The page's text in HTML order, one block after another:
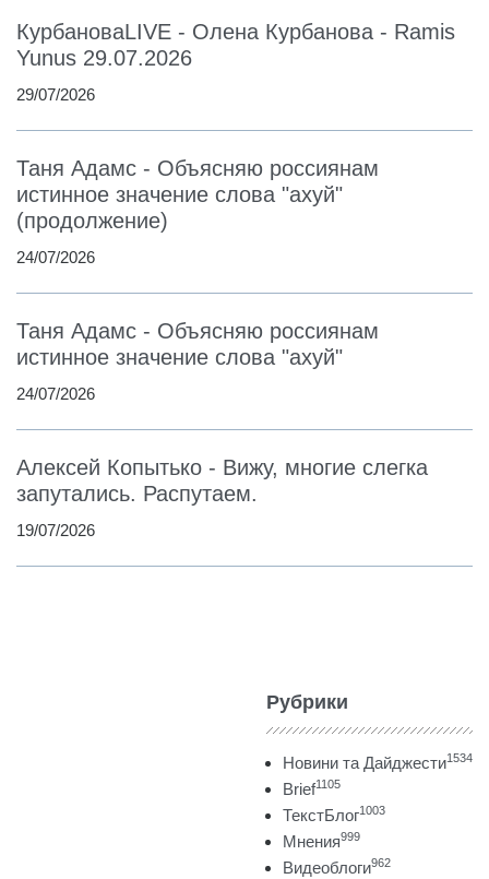
КурбановаLIVE - Олена Курбанова - Ramis
Yunus 29.07.2026
29/07/2026
Таня Адамс - Объясняю россиянам
истинное значение слова "ахуй"
(продолжение)
24/07/2026
Таня Адамс - Объясняю россиянам
истинное значение слова "ахуй"
24/07/2026
Алексей Копытько - Вижу, многие слегка
запутались. Распутаем.
19/07/2026
Рубрики
Новини та Дайджести1534
Brief1105
ТекстБлог1003
Мнения999
Видеоблоги962